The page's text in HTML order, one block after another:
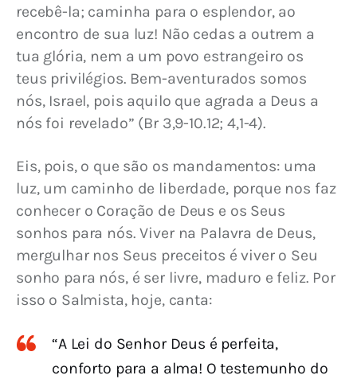
recebê-la; caminha para o esplendor, ao
encontro de sua luz! Não cedas a outrem a
tua glória, nem a um povo estrangeiro os
teus privilégios. Bem-aventurados somos
nós, Israel, pois aquilo que agrada a Deus a
nós foi revelado” (Br 3,9-10.12; 4,1-4).
Eis, pois, o que são os mandamentos: uma
luz, um caminho de liberdade, porque nos faz
conhecer o Coração de Deus e os Seus
sonhos para nós. Viver na Palavra de Deus,
mergulhar nos Seus preceitos é viver o Seu
sonho para nós, é ser livre, maduro e feliz. Por
isso o Salmista, hoje, canta:
“A Lei do Senhor Deus é perfeita,
conforto para a alma! O testemunho do